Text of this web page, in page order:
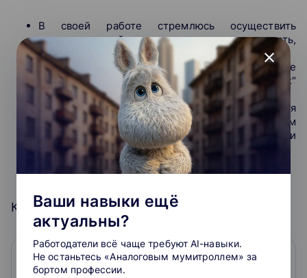
В своей работе стремлюсь осуществить
индивидуальный подход, учитывая личность,
актуальное состояние и цели ученика
Подбираю практические задания, требующие
"полёта мысли", а не только "шаблонных"
решений
Уделяю внимание истории развития
математической науки, показываю ученикам
красоту и изящество математических законов и
формул
Курсы (1)
close
Ваши навыки ещё
актуальны?
Работодатели всё чаще требуют AI-навыки.
Не останьтесь «Аналоговым мумитроллем» за
бортом профессии.